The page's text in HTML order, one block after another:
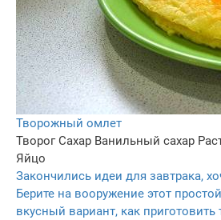
Творожный омлет
Творог Сахар Ванильный сахар
Яйцо
Закончились идеи для завтрака,
Берите на вооружение этот
вкусный вариант, как